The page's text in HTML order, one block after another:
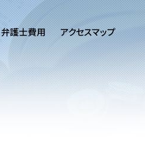
弁護士費用 アクセスマップ